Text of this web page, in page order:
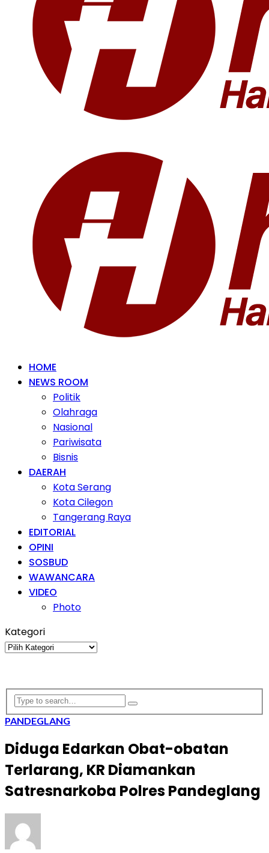
HOME
NEWS ROOM
Politik
Olahraga
Nasional
Pariwisata
Bisnis
DAERAH
Kota Serang
Kota Cilegon
Tangerang Raya
EDITORIAL
OPINI
SOSBUD
WAWANCARA
VIDEO
Photo
Kategori
Kategori
PANDEGLANG
Diduga Edarkan Obat-obatan
Terlarang, KR Diamankan
Satresnarkoba Polres Pandeglang